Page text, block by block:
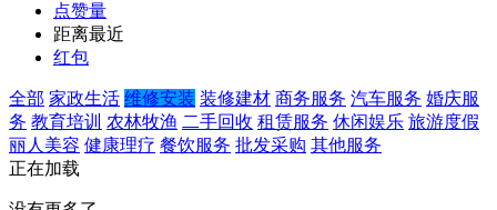
点赞量
距离最近
红包
全部 家政生活 维修安装 装修建材 商务服务 汽车服务 婚庆服
务 教育培训 农林牧渔 二手回收 租赁服务 休闲娱乐 旅游度假
丽人美容 健康理疗 餐饮服务 批发采购 其他服务
正在加载